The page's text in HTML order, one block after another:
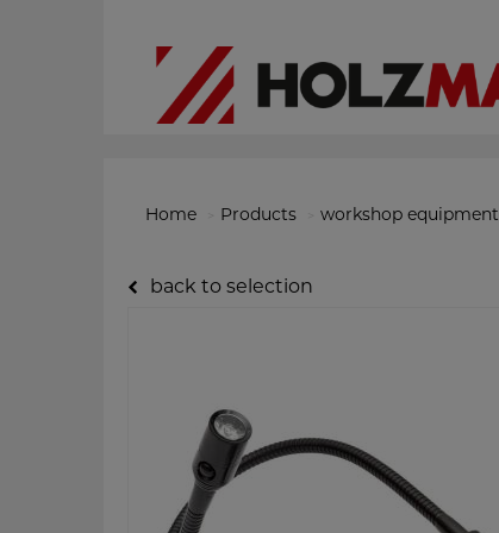
Home Products workshop equipment
back to selection